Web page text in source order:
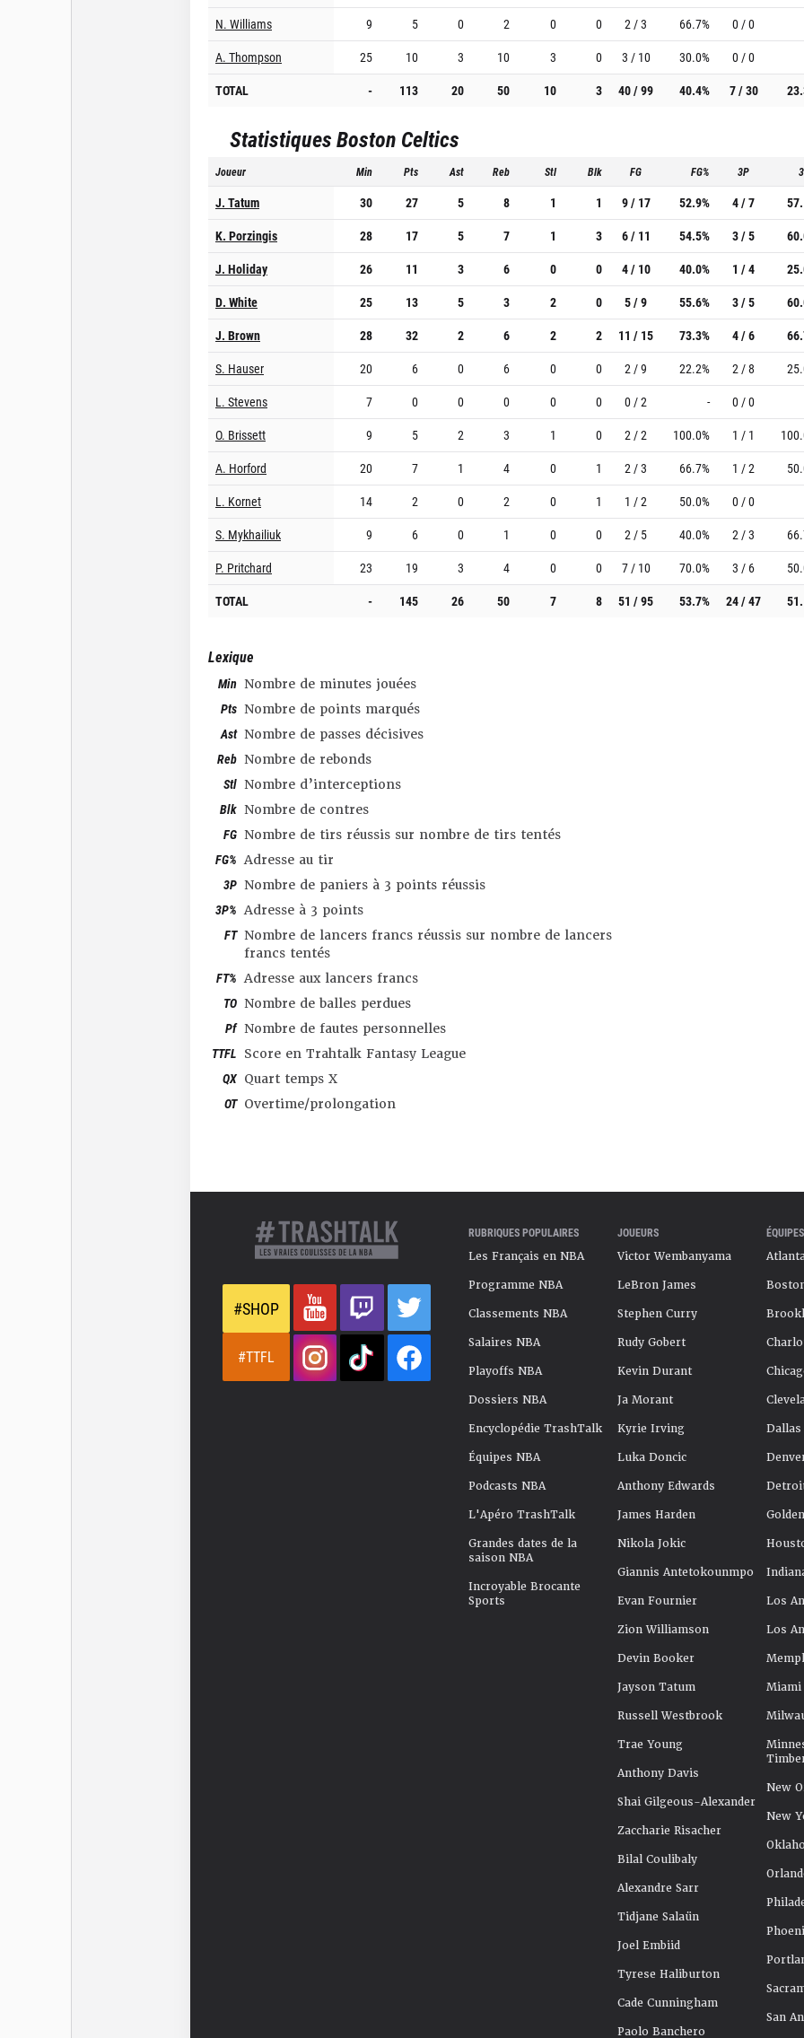
N. Williams
9 5 0 2 0 0 2 / 3 66.7%
0 / 0
A. Thompson
25 10 3 10 3 0 3 / 10 30.0%
0 / 0
TOTAL
- 113 20 50 10 3 40 / 99 40.4% 7 / 30
StatistiquesBoston Celtics
Joueur Min Pts Ast Reb Stl Blk FG FG% 3P
J. Tatum 30 27 5 8 1 1 9 / 17 52.9% 4 / 7
K. Porzingis
28 17 5 7 1 3 6 / 11 54.5% 3 / 5
J. Holiday
26 11 3 6 0 0 4 / 10 40.0% 1 / 4
D. White
25 13 5 3 2 0 5 / 9 55.6% 3 / 5
J. Brown
28 32 2 6 2 2 11 / 15 73.3% 4 / 6
S. Hauser
20 6 0 6 0 0 2 / 9 22.2% 2 / 8
L. Stevens
7 0 0 0 0 0 0 / 2 -
0 / 0
O. Brissett
9 5 2 3 1 0 2 / 2 100.0% 1 / 1
A. Horford
20 7 1 4 0 1 2 / 3 66.7% 1 / 2
L. Kornet
14 2 0 2 0 1 1 / 2 50.0%
0 / 0
S. Mykhailiuk
9 6 0 1 0 0 2 / 5 40.0% 2 / 3
P. Pritchard
23 19 3 4 0 0 7 / 10 70.0% 3 / 6
TOTAL
- 145 26 50 7 8 51 / 95 53.7% 24 / 47
Lexique
Min Nombre de minutes jouées
Pts Nombre de points marqués
Ast Nombre de passes décisives
Reb Nombre de rebonds
Stl Nombre d’interceptions
Blk Nombre de contres
FG Nombre de tirs réussis sur nombre de tirs tentés
FG% Adresse au tir
3P Nombre de paniers à 3 points réussis
3P% Adresse à 3 points
FT Nombre de lancers francs réussis sur nombre de lancers
francs tentés
FT% Adresse aux lancers francs
TO Nombre de balles perdues
Pf Nombre de fautes personnelles
TTFL Score en Trahtalk Fantasy League
QX Quart temps X
OT Overtime/prolongation
#SHOP
#TTFL
RUBRIQUES POPULAIRES
Les Français en NBA
Programme NBA
Classements NBA
Salaires NBA
Playoffs NBA
Dossiers NBA
Encyclopédie TrashTalk
Équipes NBA
Podcasts NBA
L'Apéro TrashTalk
Grandes dates de la
saison NBA
Incroyable Brocante
Sports
JOUEURS
Victor Wembanyama
LeBron James
Stephen Curry
Rudy Gobert
Kevin Durant
Ja Morant
Kyrie Irving
Luka Doncic
Anthony Edwards
James Harden
Nikola Jokic
Giannis Antetokounmpo
Evan Fournier
Zion Williamson
Devin Booker
Jayson Tatum
Russell Westbrook
Trae Young
Anthony Davis
Shai Gilgeous-Alexander
Zaccharie Risacher
Bilal Coulibaly
Alexandre Sarr
Tidjane Salaün
Joel Embiid
Tyrese Haliburton
Cade Cunningham
Paolo Banchero
ÉQUIPES
Los
Los
Miami
New
New
San